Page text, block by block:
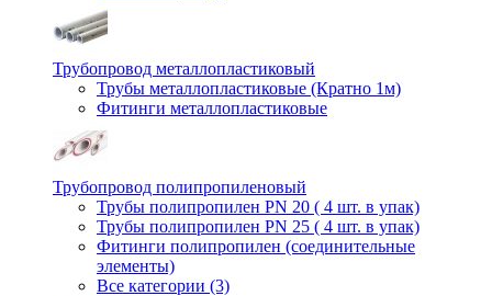
Трубопровод металлопластиковый
Трубы металлопластиковые (Кратно 1м)
Фитинги металлопластиковые
Трубопровод полипропиленовый
Трубы полипропилен PN 20 ( 4 шт. в упак)
Трубы полипропилен PN 25 ( 4 шт. в упак)
Фитинги полипропилен (cоединительные
элементы)
Все категории (3)